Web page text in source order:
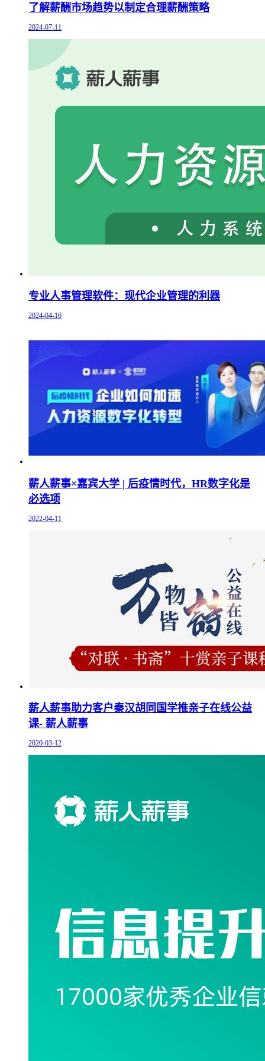
了解薪酬市场趋势以制定合理薪酬策略
2024-07-11
专业人事管理软件：现代企业管理的利器
2024-04-16
薪人薪事×嘉宾大学 | 后疫情时代，HR数字化是
必选项
2022-04-11
薪人薪事助力客户秦汉胡同国学推亲子在线公益
课- 薪人薪事
2020-03-12